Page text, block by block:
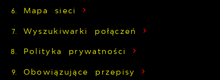
Mapa sieci
Wyszukiwarki połączeń
Polityka prywatności
Obowiązujące przepisy